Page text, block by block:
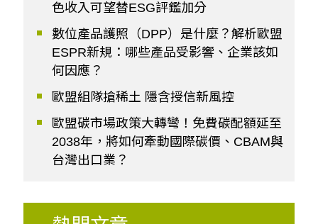
色收入可望替ESG評鑑加分
數位產品護照（DPP）是什麼？解析歐盟
ESPR新規：哪些產品受影響、企業該如
何因應？
歐盟組隊搶稀土 隱含授信新風控
歐盟碳市場政策大轉彎！免費碳配額延至
2038年，將如何牽動國際碳價、CBAM與
台灣出口業？